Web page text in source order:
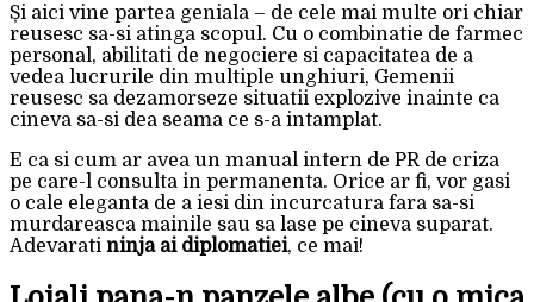
Și aici vine partea geniala – de cele mai multe ori chiar
reusesc sa-si atinga scopul. Cu o combinatie de farmec
personal, abilitati de negociere si capacitatea de a
vedea lucrurile din multiple unghiuri, Gemenii
reusesc sa dezamorseze situatii explozive inainte ca
cineva sa-si dea seama ce s-a intamplat.
E ca si cum ar avea un manual intern de PR de criza
pe care-l consulta in permanenta. Orice ar fi, vor gasi
o cale eleganta de a iesi din incurcatura fara sa-si
murdareasca mainile sau sa lase pe cineva suparat.
Adevarati ninja ai diplomatiei, ce mai!